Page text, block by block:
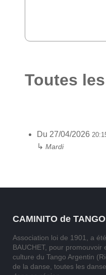
Toutes
Du 27/04/2026
↳ Mardi
CAMINITO de TANGO
Association loi de 1901, a
BAUCHET, pour
culture du Tango Argentin
de la danse, toutes les